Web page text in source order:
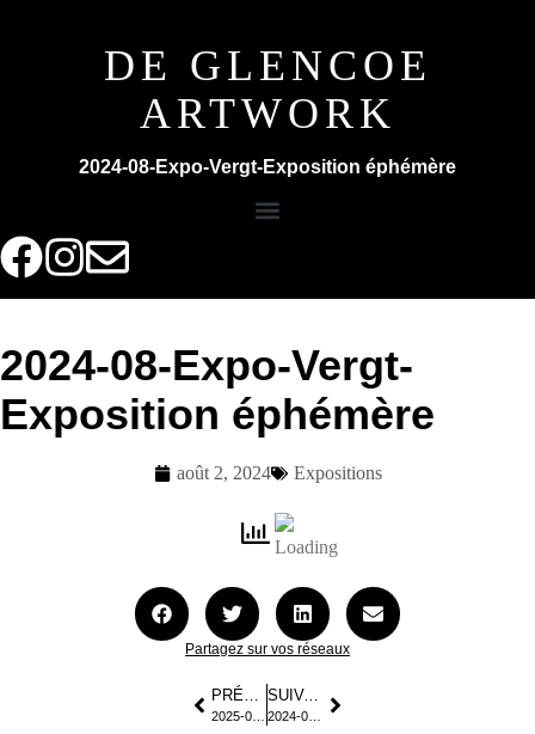
DE GLENCOE
ARTWORK
2024-08-Expo-Vergt-Exposition éphémère
2024-08-Expo-Vergt-
Exposition éphémère
août 2, 2024 Expositions
Partagez sur vos réseaux
PRÉCÉDENT
2025-07-Expo-Vergt- « Exposition Temporaire »
SUIVANT